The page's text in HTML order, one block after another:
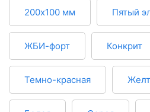
200х100 мм Пятый
ЖБИ-форт Конкрит
Темно-красная